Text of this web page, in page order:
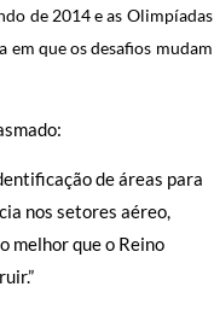
de 2014 e as Olimpíadas
em que os desafios mudam
de áreas para
nos setores aéreo,
melhor que o Reino